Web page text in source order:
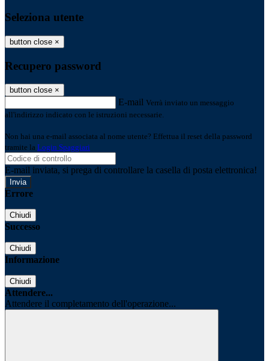
Seleziona utente
button close ×
Recupero password
button close ×
E-mail Verrà inviato un messaggio
all'indirizzo indicato con le istruzioni necessarie.
Non hai una e-mail associata al nome utente? Effettua il reset della password
tramite la Login Spaggiari
E-mail inviata, si prega di controllare la casella di posta elettronica!
Errore
Chiudi
Successo
Chiudi
Informazione
Chiudi
Attendere...
Attendere il completamento dell'operazione...